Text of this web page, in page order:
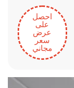
احصل
على
عرض
سعر
مجاني